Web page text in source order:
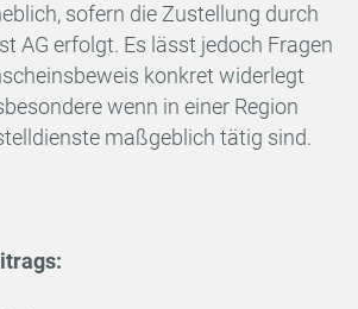
sofern die Zustellung durch
AG erfolgt. Es lässt jedoch Fragen
konkret widerlegt
wenn in einer Region
maßgeblich tätig sind.